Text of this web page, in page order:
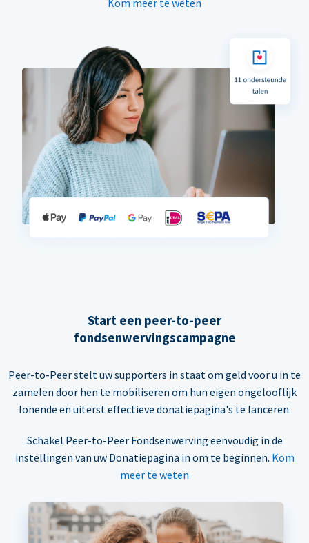
Kom meer te weten
Start een peer-to-peer
fondsenwervingscampagne
Peer-to-Peer stelt uw supporters in staat om geld voor u in te
zamelen door hen te mobiliseren om hun eigen ongelooflijk
lonende en uiterst effectieve donatiepagina's te lanceren.
Schakel Peer-to-Peer Fondsenwerving eenvoudig in de
instellingen van uw Donatiepagina in om te beginnen. Kom
meer te weten